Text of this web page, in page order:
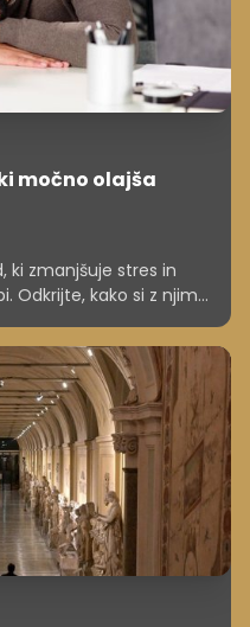
močno olajša
ki zmanjšuje stres in
Odkrijte, kako si z njim